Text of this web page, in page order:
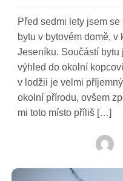
Před sedmi lety jsem
bytu v bytovém domě,
Jeseníku. Součástí
výhled do okolní
v lodžii je velmi
okolní přírodu, ovšem
mi toto místo příliš […]